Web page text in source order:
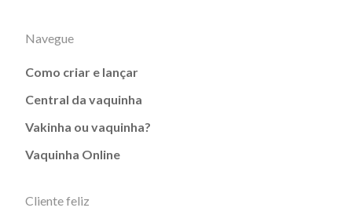
Navegue
Como criar e lançar
Central da vaquinha
Vakinha ou vaquinha?
Vaquinha Online
Cliente feliz